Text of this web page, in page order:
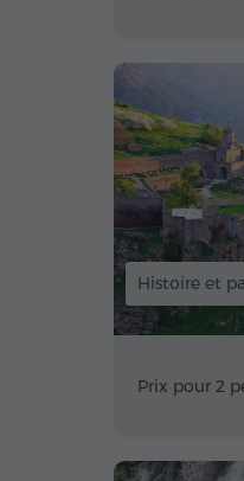
Histoire et
Prix pour 2